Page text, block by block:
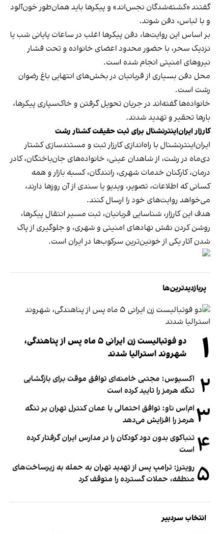
گفتند «کشته‌شدگان نجس‌اند» و پیکرها باید همان‌طور خون‌آلود
و با لباس، دفن شوند.
بر اساس این روایت‌ها، دفن پیکرها اغلب در ساعات پایانی شب یا
نزدیک سحر، با حضور محدود اعضای خانواده و تحت فشار
نیروهای امنیتی انجام شده است.
محل دفن بسیاری از قربانیان در بخش‌های انتهایی باغ رضوان
رشت است.
خانواده‌ها گفته‌اند در جریان تحویل گرفتن و خاک‌سپاری پیکرها،
بارها تحقیر و تهدید شدند.
کارزار ایران‌اینترنشنال برای ثبت حقیقت کشتار رشت
ایران‌اینترنشنال با راه‌اندازی کارزار ثبت و مستندسازی کشتار
دی‌ماه در رشت، از شاهدان عینی، خانواده‌های جان‌باختگان، کادر
درمان، کارکنان خدمات شهری، رانندگان، کسبه بازار و همه
کسانی که اطلاعات، تصویر، ویدیو یا سندی از آن روزها دارند،
می‌خواهد روایت‌های خود را ارسال کنند.
هدف این کارزار، شناسایی قربانیان، ثبت مسیر انتقال پیکرها،
روشن کردن نقش نهادهای امنیتی و شهری، و جلوگیری از پاک
شدن آثار یکی از خونین‌ترین سرکوب‌ها در ایران است.
پربازدیدترین‌ها
۱
دو فوتبالیست زن ایرانی ۵ ماه پس از پناهندگی،
شهروند استرالیا شدند
۲ اکسیوس: مجتبی خامنه‌ای توافق موقت برای بازگشایی
تنگه هرمز را تایید کرده است
۳ ام‌اس ناو: توافق احتمالی با عمان کنترل تهران بر تنگه
هرمز را افزایش می‌دهد
۴ تنباکوی بدون دود کودکان را در مدارس ایران گرفتار کرده
است
۵ رویترز: ترامپ پس از تهدید تهران به حمله به زیرساخت‌های
منطقه، حملات گسترده را متوقف کرد
انتخاب سردبیر